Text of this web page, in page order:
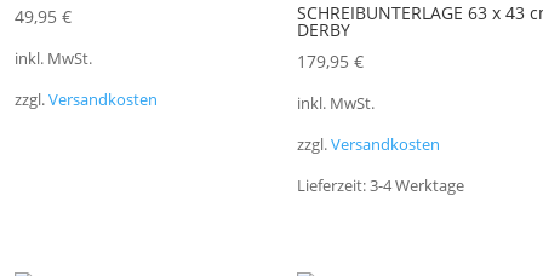
49,95 €
inkl. MwSt.
zzgl.Versandkosten
SCHREIBUNTERLAGE 63 x 43
DERBY
179,95 €
inkl. MwSt.
zzgl.Versandkosten
Lieferzeit:3-4 Werktage